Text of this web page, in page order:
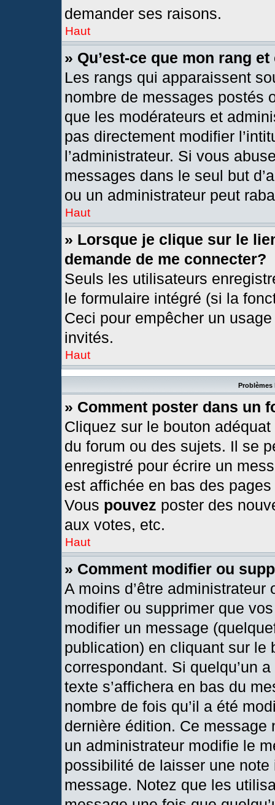
demander ses raisons.
Haut
» Qu’est-ce que mon rang
Les rangs qui apparaissent
nombre de messages postés
que les modérateurs et
pas directement modifier
l’administrateur. Si vous
messages dans le seul but
ou un administrateur peut
Haut
» Lorsque je clique sur le
demande de me connecter?
Seuls les utilisateurs
le formulaire intégré (si la
Ceci pour empêcher un
invités.
Haut
Problèmes
» Comment poster dans un
Cliquez sur le bouton
du forum ou des sujets. Il se
enregistré pour écrire un
est affichée en bas des
Vous pouvez poster des
aux votes, etc.
Haut
» Comment modifier ou
A moins d’être
modifier ou supprimer que
modifier un message
publication) en cliquant sur le
correspondant. Si quelqu’un
texte s’affichera en bas du
nombre de fois qu’il a été
dernière édition. Ce message
un administrateur modifie le
possibilité de laisser une
message. Notez que les